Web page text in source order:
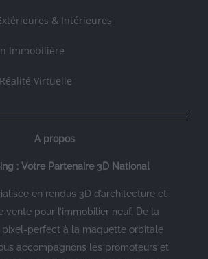
& Intérieures
Immobilière
Virtuelle
A propos
: Votre Partenaire 3D National
en rendus 3D d’architecture et
vente pour l’immobilier neuf. De la
perfect à la maquette orbitale
accompagnons les promoteurs et